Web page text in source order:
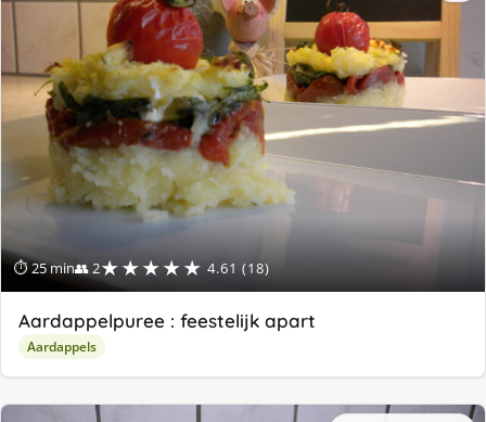
⏱ 25 min👥 2★★★★★ 4.61 (18)
Aardappelpuree : feestelijk apart
Aardappels